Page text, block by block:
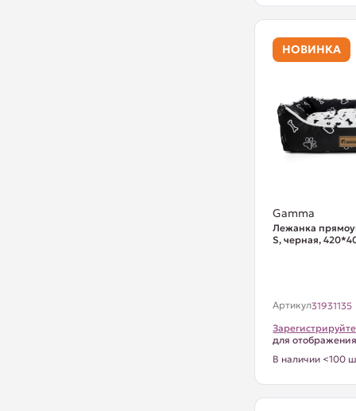
НОВИНКА
Gamma
Лежанка
S, черная,
Артикул31931135
для
В наличии <100